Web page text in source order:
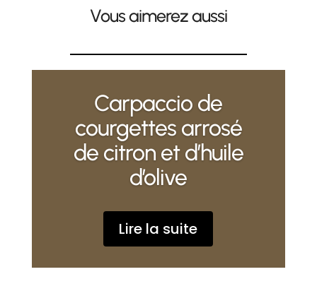
Vous aimerez aussi
Carpaccio de
courgettes arrosé
de citron et d’huile
d’olive
Lire la suite